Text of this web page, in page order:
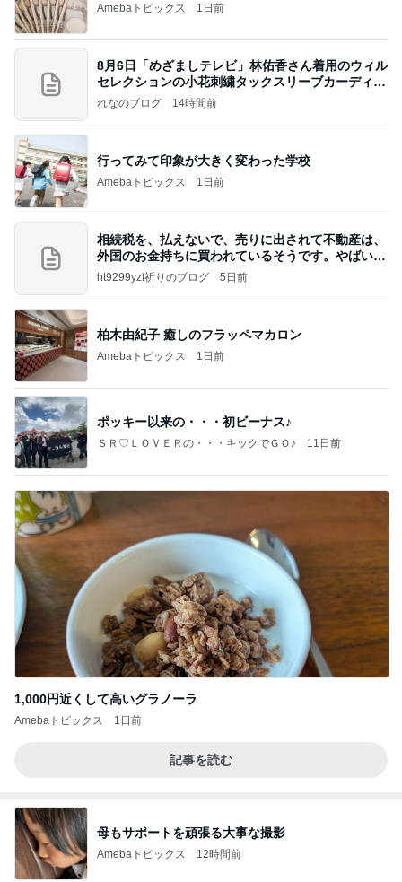
Amebaトピックス 1日前
8月6日「めざましテレビ」林佑香さん着用のウィル
セレクションの小花刺繍タックスリーブカーディガ
ン
れなのブログ 14時間前
行ってみて印象が大きく変わった学校
Amebaトピックス 1日前
相続税を、払えないで、売りに出されて不動産は、
外国のお金持ちに買われているそうです。やばいで
すよ
ht9299yzf祈りのブログ 5日前
柏木由紀子 癒しのフラッペマカロン
Amebaトピックス 1日前
ポッキー以来の・・・初ビーナス♪
ＳＲ♡ＬＯＶＥＲの・・・キックでＧＯ♪ 11日前
1,000円近くして高いグラノーラ
Amebaトピックス 1日前
記事を読む
母もサポートを頑張る大事な撮影
Amebaトピックス 12時間前